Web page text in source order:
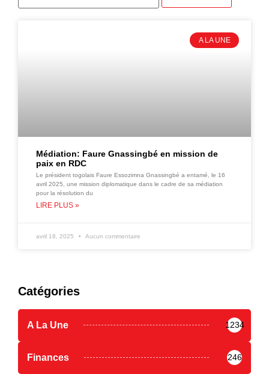
A LA UNE
Médiation: Faure Gnassingbé en mission de
paix en RDC
Le président togolais Faure Essozimna Gnassingbé a entamé, le 16
avril 2025, une mission diplomatique dans le cadre de sa médiation
pour la résolution du
LIRE PLUS »
avril 18, 2025 Aucun commentaire
Catégories
A La Une 1234
Finances 246